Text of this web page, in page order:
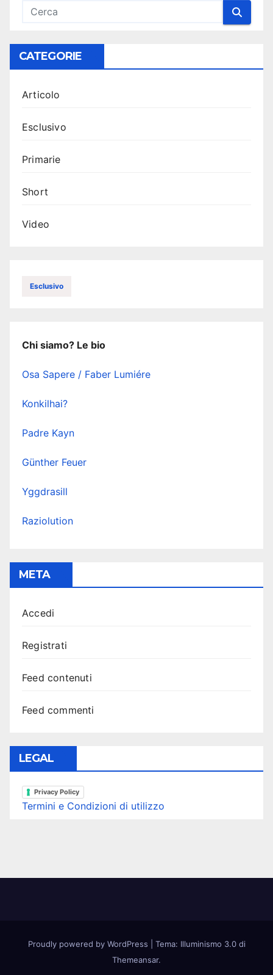
CATEGORIE
Articolo
Esclusivo
Primarie
Short
Video
Esclusivo
Chi siamo? Le bio
Osa Sapere / Faber Lumiére
Konkilhai?
Padre Kayn
Günther Feuer
Yggdrasill
Raziolution
META
Accedi
Registrati
Feed contenuti
Feed commenti
LEGAL
Privacy Policy
Termini e Condizioni di utilizzo
Proudly powered by WordPress
Tema: Illuminismo 3.0 di
Themeansar.